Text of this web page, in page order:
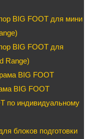
BIG FOOT для мини
BIG FOOT для
Range)
BIG FOOT
BIG FOOT
по индивидуальному
блоков подготовки